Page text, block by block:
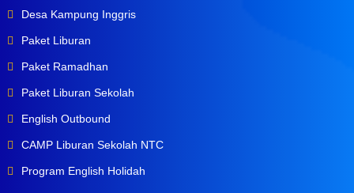
Desa Kampung Inggris
Paket Liburan
Paket Ramadhan
Paket Liburan Sekolah
English Outbound
CAMP Liburan Sekolah NTC
Program English Holidah